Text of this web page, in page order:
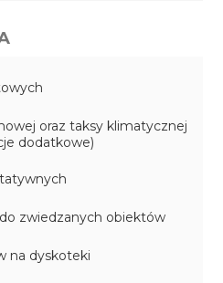
oraz taksy klimatycznej
dodatkowe)
zwiedzanych obiektów
na dyskoteki